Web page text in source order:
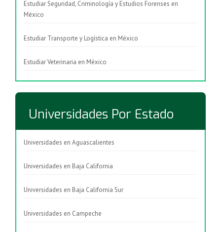
Estudiar Seguridad, Criminología y Estudios Forenses en
México
Estudiar Transporte y Logística en México
Estudiar Veterinaria en México
Universidades Por Estado
Universidades en Aguascalientes
Universidades en Baja California
Universidades en Baja California Sur
Universidades en Campeche